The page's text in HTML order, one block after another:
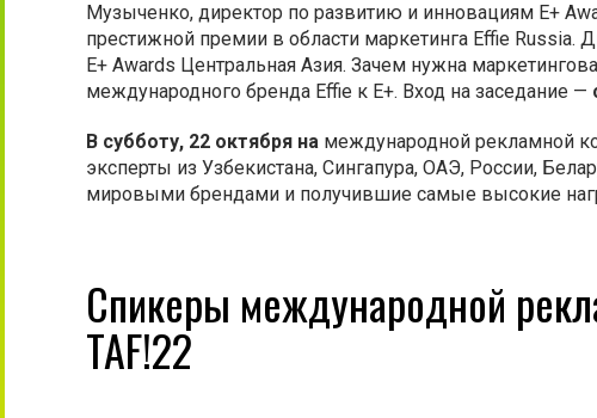
Музыченко, директор по развитию и инновациям E+
престижной премии в области маркетинга Effie
E+ Awards Центральная Азия. Зачем нужна
международного бренда Effie к Е+. Вход на заседание —
В субботу, 22 октября на международной рекламной
эксперты из Узбекистана, Сингапура, ОАЭ, России,
мировыми брендами и получившие самые высокие
Спикеры международной
TAF!22